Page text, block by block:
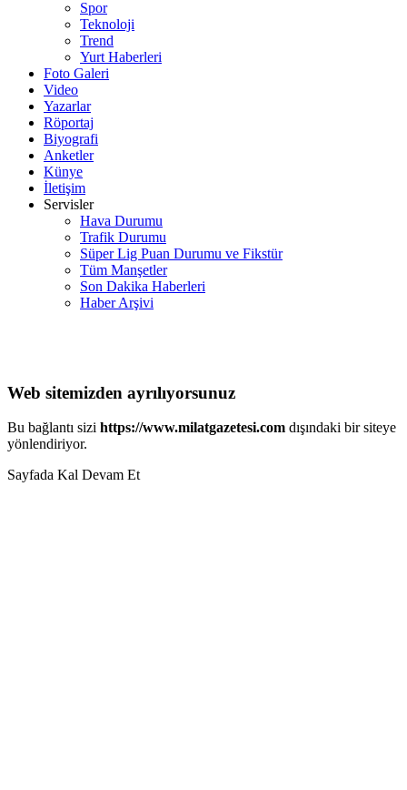
Spor
Teknoloji
Trend
Yurt Haberleri
Foto Galeri
Video
Yazarlar
Röportaj
Biyografi
Anketler
Künye
İletişim
Servisler
Hava Durumu
Trafik Durumu
Süper Lig Puan Durumu ve Fikstür
Tüm Manşetler
Son Dakika Haberleri
Haber Arşivi
Web sitemizden ayrılıyorsunuz
Bu bağlantı sizi https://www.milatgazetesi.com dışındaki bir siteye
yönlendiriyor.
Sayfada Kal Devam Et